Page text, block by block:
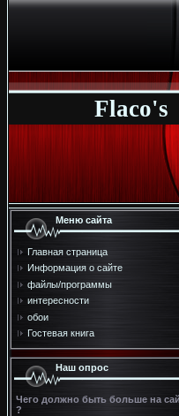
Flaco's
Меню сайта
Главная страница
Информация о сайте
файлы/программы
интересности
обои
Гостевая книга
Наш опрос
Чего должно быть больше на
?